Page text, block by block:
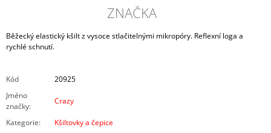
ZNAČKA
Běžecký elastický kšilt z vysoce stlačitelnými mikropóry. Reflexní loga a
rychlé schnutí.
Kód
20925
Jméno
značky:
Crazy
Kategorie:
Kšiltovky a čepice